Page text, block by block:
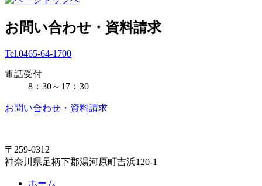
お問い合わせ・資料請求
Tel.0465-64-1700
電話受付
8：30～17：30
お問い合わせ・資料請求
〒259-0312
神奈川県足柄下郡湯河原町吉浜120-1
ホーム